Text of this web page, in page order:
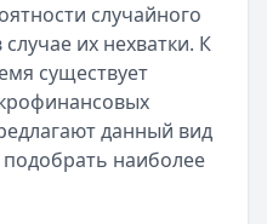
случайного
их нехватки. К
существует
данный вид
подобрать наиболее